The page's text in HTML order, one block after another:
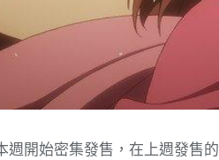
開始密集發售，在上週發售